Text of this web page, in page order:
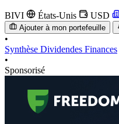
BIVI États-Unis USD
Ajouter à mon portefeuille
•
Synthèse Dividendes Finances
•
Sponsorisé